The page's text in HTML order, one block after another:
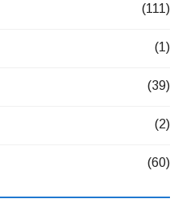
(111)
(1)
(39)
(2)
(60)